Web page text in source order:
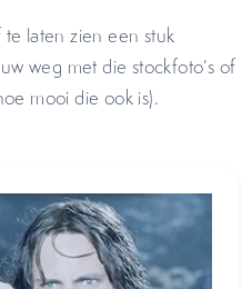
laten zien een stuk
weg met die stockfoto’s of
mooi die ook is).